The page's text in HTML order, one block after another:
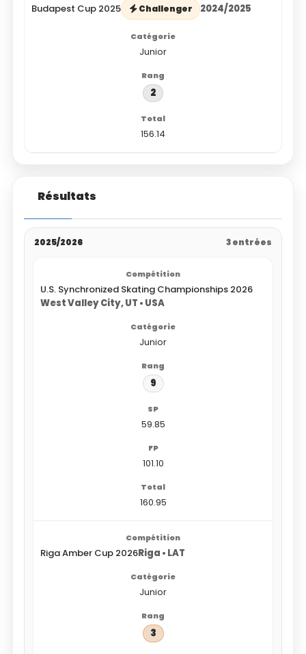
Budapest Cup 2025 Challenger 2024/2025
Junior
2
156.14
Résultats
2025/2026 3 entrées
U.S. Synchronized Skating Championships 2026
West Valley City, UT • USA
Junior
9
59.85
101.10
160.95
Riga Amber Cup 2026Riga • LAT
Junior
3